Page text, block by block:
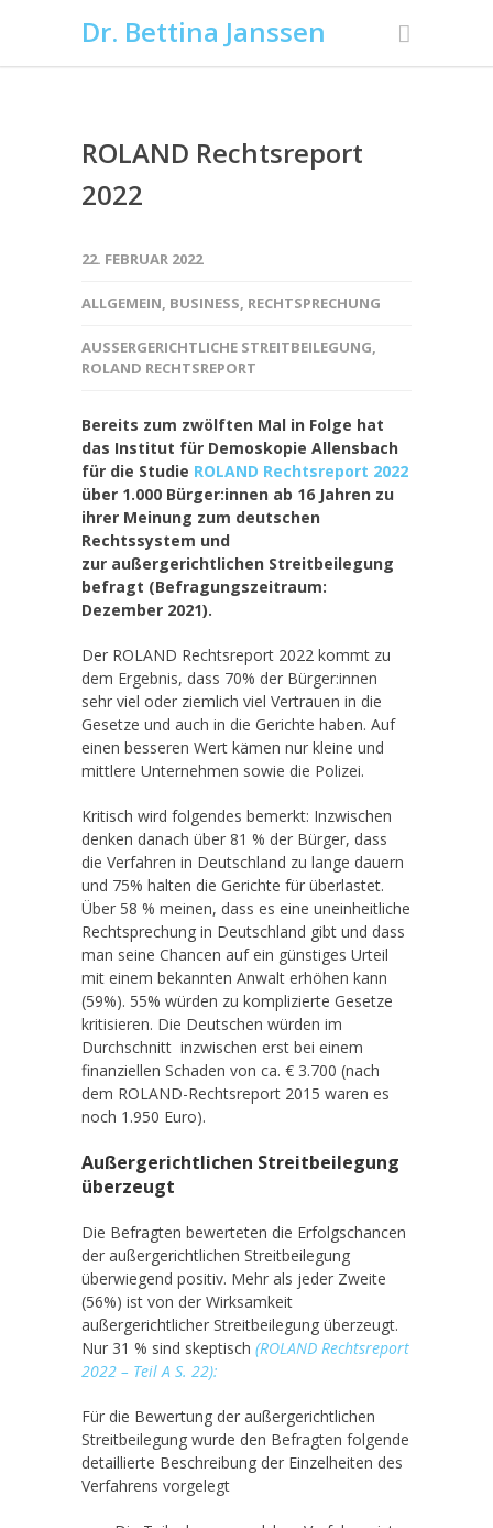
Dr. Bettina Janssen
ROLAND Rechtsreport
2022
22. FEBRUAR 2022
ALLGEMEIN, BUSINESS, RECHTSPRECHUNG
AUSSERGERICHTLICHE STREITBEILEGUNG
,
ROLAND RECHTSREPORT
Bereits zum zwölften Mal in Folge hat
das Institut für Demoskopie Allensbach
für die Studie ROLAND Rechtsreport 2022
über 1.000 Bürger:innen ab 16 Jahren zu
ihrer Meinung zum deutschen
Rechtssystem und
zur außergerichtlichen Streitbeilegung
befragt (Befragungszeitraum:
Dezember 2021).
Der ROLAND Rechtsreport 2022 kommt zu
dem Ergebnis, dass 70% der Bürger:innen
sehr viel oder ziemlich viel Vertrauen in die
Gesetze und auch in die Gerichte haben. Auf
einen besseren Wert kämen nur kleine und
mittlere Unternehmen sowie die Polizei.
Kritisch wird folgendes bemerkt: Inzwischen
denken danach über 81 % der Bürger, dass
die Verfahren in Deutschland zu lange dauern
und 75% halten die Gerichte für überlastet.
Über 58 % meinen, dass es eine uneinheitliche
Rechtsprechung in Deutschland gibt und dass
man seine Chancen auf ein günstiges Urteil
mit einem bekannten Anwalt erhöhen kann
(59%). 55% würden zu komplizierte Gesetze
kritisieren. Die Deutschen würden im
Durchschnitt inzwischen erst bei einem
finanziellen Schaden von ca. € 3.700 (nach
dem ROLAND-Rechtsreport 2015 waren es
noch 1.950 Euro).
Außergerichtlichen Streitbeilegung
überzeugt
Die Befragten bewerteten die Erfolgschancen
der außergerichtlichen Streitbeilegung
überwiegend positiv. Mehr als jeder Zweite
(56%) ist von der Wirksamkeit
außergerichtlicher Streitbeilegung überzeugt.
Nur 31 % sind skeptisch (ROLAND Rechtsreport
2022 – Teil A S. 22):
Für die Bewertung der außergerichtlichen
Streitbeilegung wurde den Befragten folgende
detaillierte Beschreibung der Einzelheiten des
Verfahrens vorgelegt